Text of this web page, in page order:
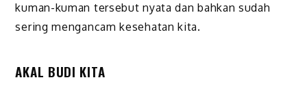
kuman-kuman tersebut nyata dan bahkan sudah
sering mengancam kesehatan kita.
AKAL BUDI KITA